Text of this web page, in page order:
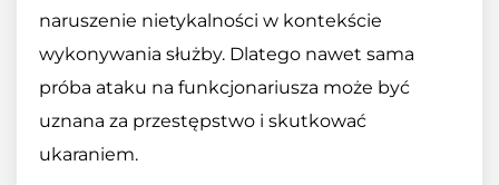
naruszenie nietykalności w kontekście
wykonywania służby. Dlatego nawet sama
próba ataku na funkcjonariusza może być
uznana za przestępstwo i skutkować
ukaraniem.